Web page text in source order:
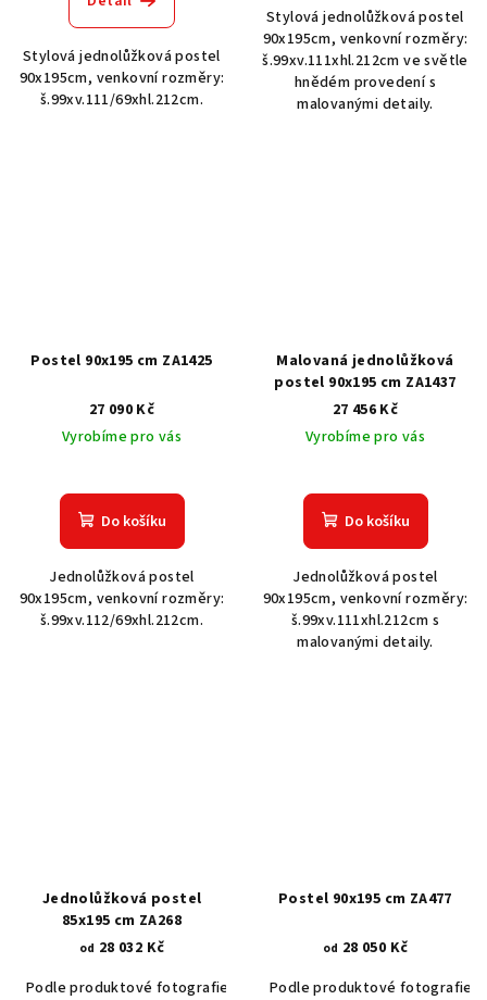
Stylová jednolůžková postel
90x195cm, venkovní rozměry:
š.99xv.111/69xhl.212cm.
Stylová jednolůžková postel
90x195cm, venkovní rozměry:
š.99xv.111xhl.212cm ve světle
hnědém provedení s
malovanými detaily.
Postel 90x195 cm ZA1425
27 090 Kč
Vyrobíme pro vás
Do košíku
Jednolůžková postel
90x195cm, venkovní rozměry:
š.99xv.112/69xhl.212cm.
Malovaná jednolůžková
postel 90x195 cm ZA1437
27 456 Kč
Vyrobíme pro vás
Do košíku
Jednolůžková postel
90x195cm, venkovní rozměry:
š.99xv.111xhl.212cm s
malovanými detaily.
Jednolůžková postel
85x195 cm ZA268
od 28 032 Kč
Podle produktové fotografie
Akát vintage BT1551
Dub světlý
Postel 90x195 cm ZA477
od 28 050 Kč
Podle produktové fotografie